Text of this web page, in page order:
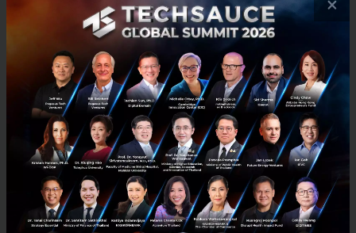
ตะวันออกเฉียงใต้อย่างมาก นอกจากการลงทุนสร้างสถานที่และการ
สนับสนุนต่างๆ แล้ว มหกรรมแข่งขันกีฬาประจำเอเชียตะวันออกเ...
พฤศจิกายน 30, 2018| By
Techsauce Team
SEA razer esports SEA Game
×